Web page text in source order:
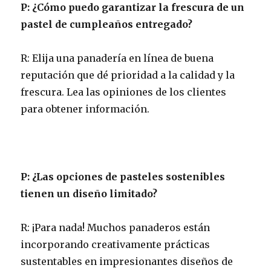
P: ¿Cómo puedo garantizar la frescura de un
pastel de cumpleaños entregado?
R: Elija una panadería en línea de buena
reputación que dé prioridad a la calidad y la
frescura. Lea las opiniones de los clientes
para obtener información.
P: ¿Las opciones de pasteles sostenibles
tienen un diseño limitado?
R: ¡Para nada! Muchos panaderos están
incorporando creativamente prácticas
sustentables en impresionantes diseños de